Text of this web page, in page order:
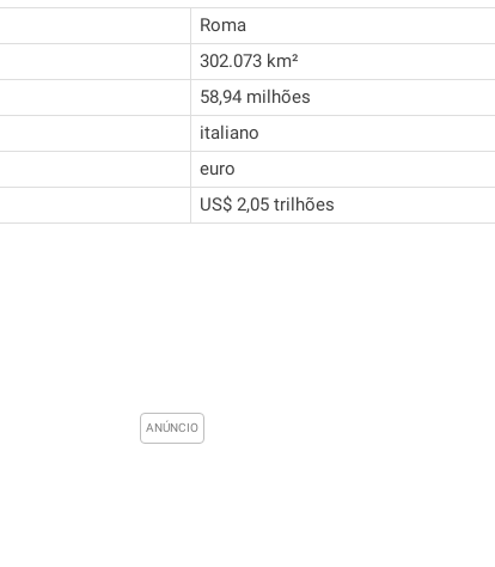
Roma
302.073 km²
58,94 milhões
italiano
euro
US$ 2,05 trilhões